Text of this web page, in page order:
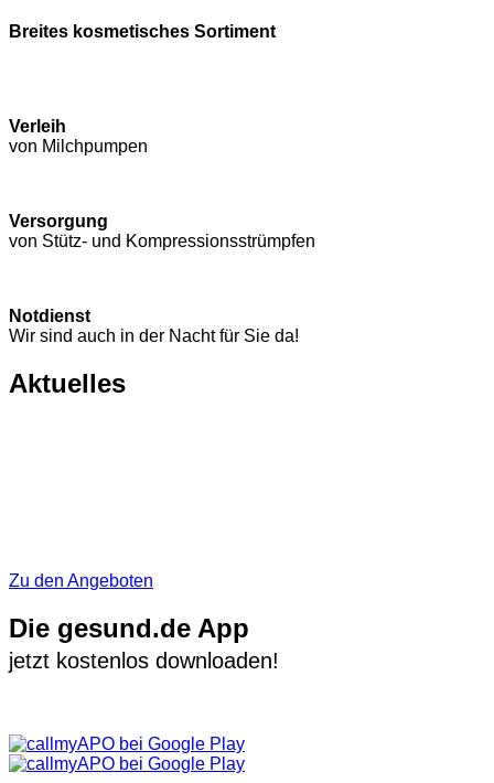
Breites kosmetisches Sortiment
Verleih
von Milchpumpen
Versorgung
von Stütz- und Kompressions­strümpfen
Notdienst
Wir sind auch in der Nacht für Sie da!
Aktuelles
Zu den Angeboten
Die gesund.de App
jetzt kostenlos downloaden!